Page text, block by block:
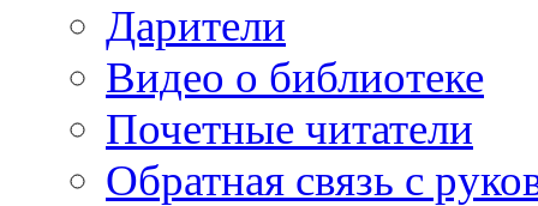
Дарители
Видео о библиотеке
Почетные читатели
Обратная связь с